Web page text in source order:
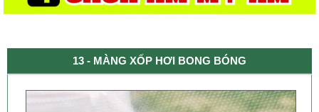
13 - MÀNG XỐP HƠI BONG BÓNG